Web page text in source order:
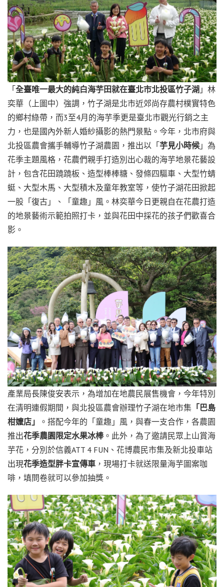
「全臺唯一最大的純白海芋田就在臺北市北投區竹子湖 」林
奕華（上圖中）強調，竹子湖是北市近郊尚存農村樸實特色
的鄉村綠帶，而3至4月的海芋季更是臺北市觀光行銷之主
力，也是國內外新人婚紗攝影的熱門景點。今年，北市府與
北投區農會攜手輔導竹子湖農園，推出以「芋見小時候 」為
花季主題風格，花農們親手打造別出心裁的海芋地景花藝設
計，包含花田蹺蹺板、造型棒棒糖、發條四驅車、大型竹蜻
蜓、大型木馬、大型積木及童年教室等，使竹子湖花田掀起
一股「復古」、「童趣」風。林奕華今日更親自在花農打造
的地景藝術示範拍照打卡，並與花田中採花的孩子們歡喜合
影。
產業局長陳俊安表示，為增加在地農民展售機會，今年特別
在清明連假期間，與北投區農會辦理竹子湖在地市集 「巴島
柑嬤店」
。搭配今年的「童趣」風，與春一支合作，各農園
推出花季農園限定水果冰棒。此外，為了邀請民眾上山賞海
芋花，分別於信義ATT 4 FUN、花博農民市集及新北投車站
出現花季造型胖卡宣傳車 ，現場打卡就送限量海芋圖案咖
啡，填問卷就可以參加抽獎。